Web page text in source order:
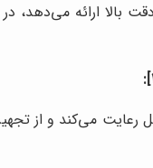
رعایت می‌کند و از